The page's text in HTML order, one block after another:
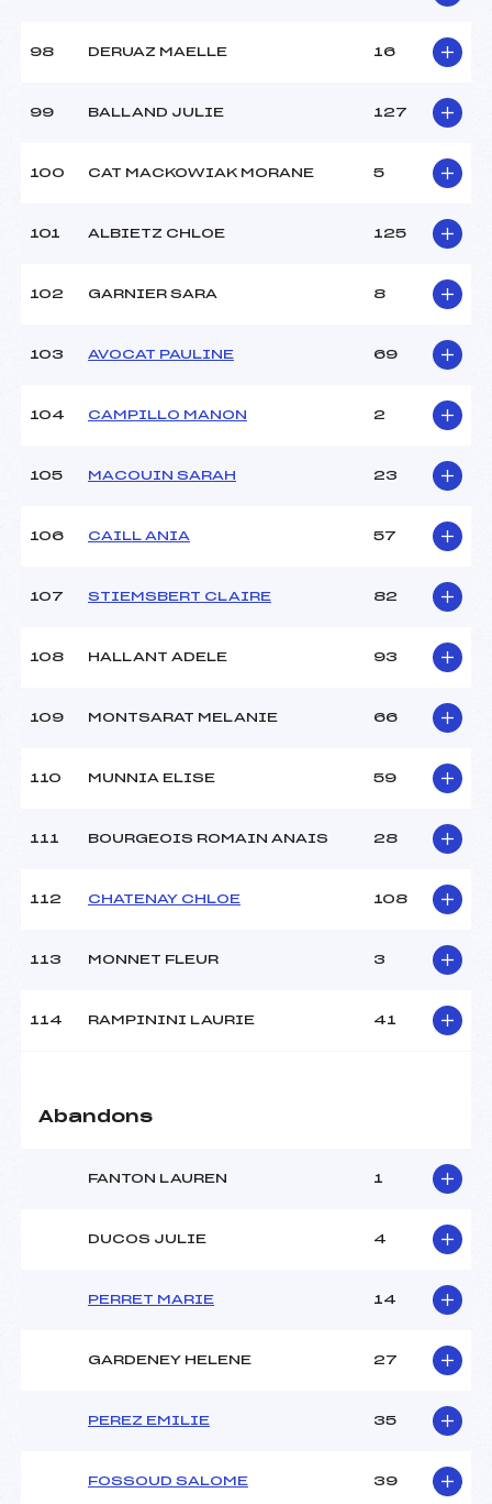
98 DERUAZ MAELLE 16
99 BALLAND JULIE 127
100 CAT MACKOWIAK MORANE 5
101 ALBIETZ CHLOE 125
102 GARNIER SARA 8
103 AVOCAT PAULINE 69
104 CAMPILLO MANON 2
105 MACOUIN SARAH 23
106 CAILL ANIA 57
107 STIEMSBERT CLAIRE 82
108 HALLANT ADELE 93
109 MONTSARAT MELANIE 66
110 MUNNIA ELISE 59
111 BOURGEOIS ROMAIN ANAIS 28
112 CHATENAY CHLOE 108
113 MONNET FLEUR 3
114 RAMPININI LAURIE 41
Abandons
FANTON LAUREN 1
DUCOS JULIE 4
PERRET MARIE 14
GARDENEY HELENE 27
PEREZ EMILIE 35
FOSSOUD SALOME 39